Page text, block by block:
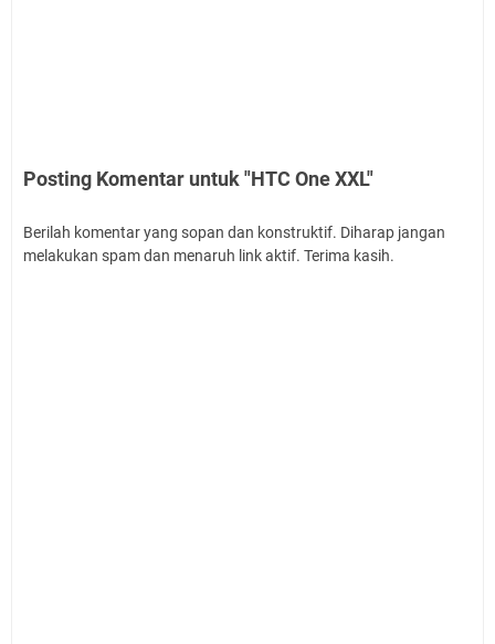
Posting Komentar untuk "HTC One XXL"
Berilah komentar yang sopan dan konstruktif. Diharap jangan
melakukan spam dan menaruh link aktif. Terima kasih.